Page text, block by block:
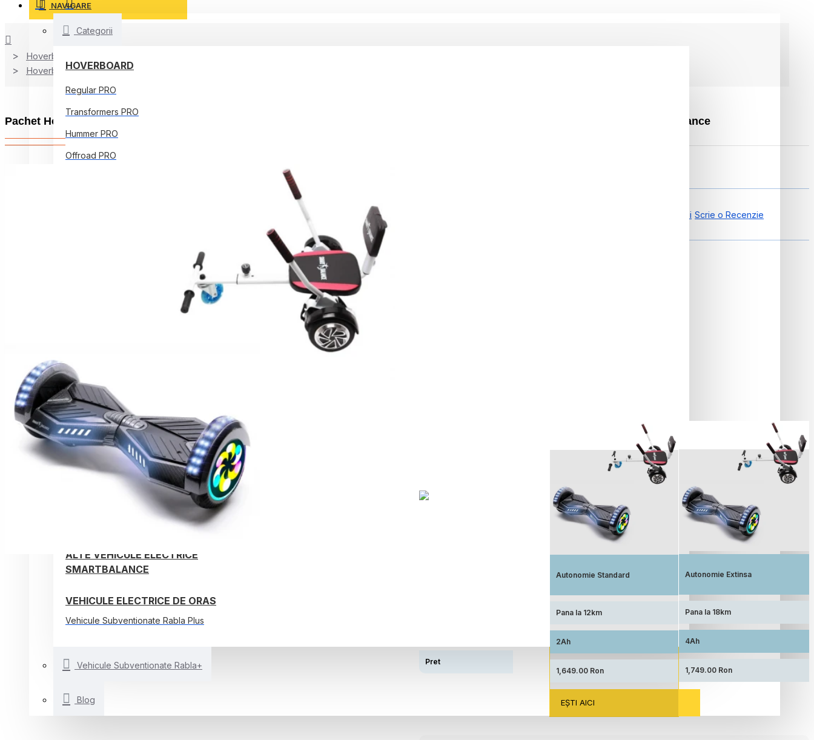
NAVIGARE
Categorii
HOVERBOARD
Regular PRO
Transformers PRO
Hummer PRO
Offroad PRO
ACCESORII
Accesorii de siguranta
Huse si Ghiozdane
Incarcatoare
TROTINETE ELECTRICE
BICICLETE ELECTRICE
ALTE VEHICULE ELECTRICE
SMARTBALANCE
VEHICULE ELECTRICE DE ORAS
Vehicule Subventionate Rabla Plus
Vehicule Subventionate Rabla+
Blog
Hoverboard
Hoverboard Kart
Pachet Hoverboard 8 inch cu Scaun Confort, Transformers Carbon PRO, Autonomie Standard si Hoverkart cu Burete Alb, Smart Balance
0.00 din 0 Recenzii Scrie o Recenzie
Baterie si Autonomie
Pret
Standard: Pret accesibil, prin echiparea
cu acumulator standard
Autonomie Standard
Pana la 12km
2Ah
1,649.00 Ron
EŞTI AICI
Autonomie extinsa, prin echiparea cu
acumulator de capacitate marita
Autonomie Extinsa
Pana la 18km
4Ah
1,749.00 Ron